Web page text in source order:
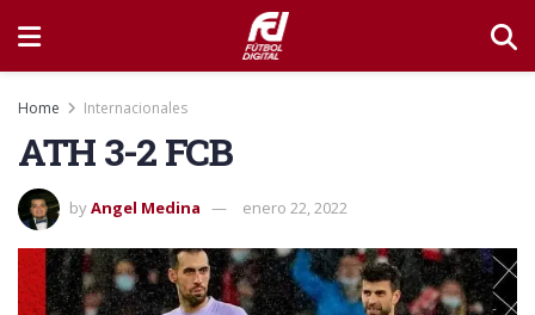
Home Internacionales
ATH 3-2 FCB
byAngel Medina enero 22, 2022